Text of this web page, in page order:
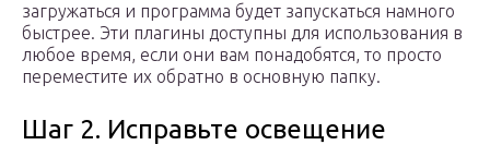
загружаться и программа будет запускаться намного
быстрее. Эти плагины доступны для использования в
любое время, если они вам понадобятся, то просто
переместите их обратно в основную папку.
Шаг 2. Исправьте освещение